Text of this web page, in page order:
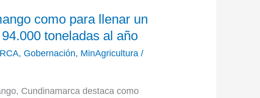
como para llenar un
toneladas al año
, Gobernación, MinAgricultura /
Cundinamarca destaca como